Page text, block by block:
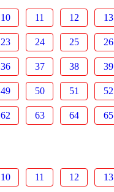
10 11 12 13
23 24 25 26
36 37 38 39
49 50 51 52
62 63 64 65
10 11 12 13